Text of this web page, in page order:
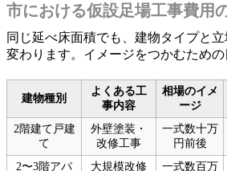
市における仮設足場工事費用
同じ延べ床面積でも、建物タイプと
変わります。イメージをつかむための
建物種別
よくある工
事内容
相場のイメ
ージ
2階建て戸建
て
外壁塗装・
改修工事
一式数十万
円前後
2〜3階アパ
大規模改修 一式数百万